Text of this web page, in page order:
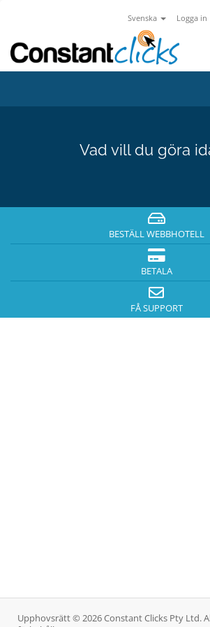
Svenska Logga in
Vad vill du göra
BESTÄLL WEBBHOTELL
BETALA
FÅ SUPPORT
Upphovsrätt © 2026 Constant Clicks Pty Ltd.